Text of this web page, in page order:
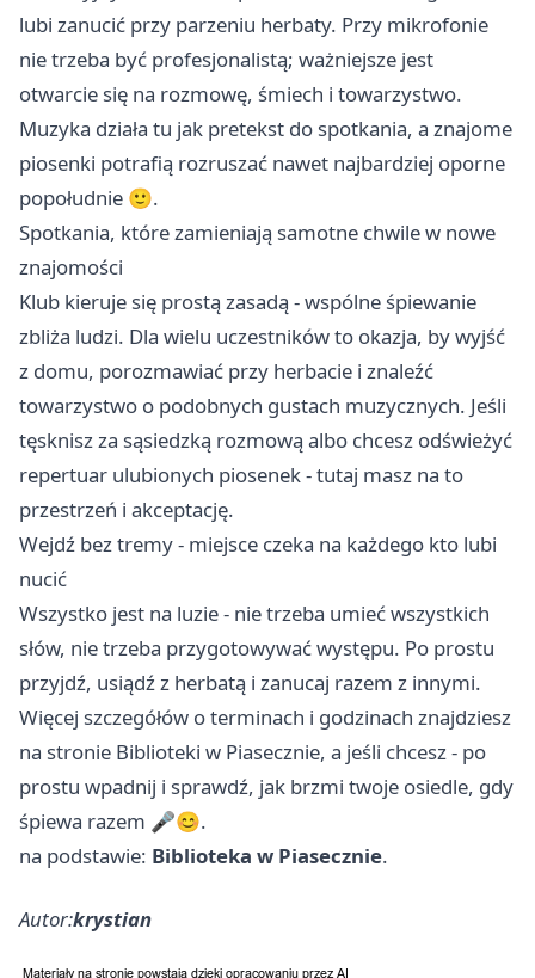
lubi zanucić przy parzeniu herbaty. Przy mikrofonie
nie trzeba być profesjonalistą; ważniejsze jest
otwarcie się na rozmowę, śmiech i towarzystwo.
Muzyka działa tu jak pretekst do spotkania, a znajome
piosenki potrafią rozruszać nawet najbardziej oporne
popołudnie 🙂.
Spotkania, które zamieniają samotne chwile w nowe
znajomości
Klub kieruje się prostą zasadą - wspólne śpiewanie
zbliża ludzi. Dla wielu uczestników to okazja, by wyjść
z domu, porozmawiać przy herbacie i znaleźć
towarzystwo o podobnych gustach muzycznych. Jeśli
tęsknisz za sąsiedzką rozmową albo chcesz odświeżyć
repertuar ulubionych piosenek - tutaj masz na to
przestrzeń i akceptację.
Wejdź bez tremy - miejsce czeka na każdego kto lubi
nucić
Wszystko jest na luzie - nie trzeba umieć wszystkich
słów, nie trzeba przygotowywać występu. Po prostu
przyjdź, usiądź z herbatą i zanucaj razem z innymi.
Więcej szczegółów o terminach i godzinach znajdziesz
na stronie Biblioteki w Piasecznie, a jeśli chcesz - po
prostu wpadnij i sprawdź, jak brzmi twoje osiedle, gdy
śpiewa razem 🎤😊.
na podstawie: Biblioteka w Piasecznie.
Autor:krystian